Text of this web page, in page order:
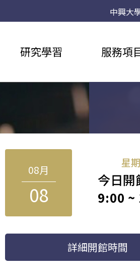
中興大
研究學習 服務項
08月
08
星
今日開
9:00 ~
詳細開館時間